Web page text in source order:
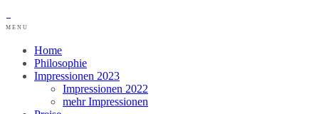
MENU
Home
Philosophie
Impressionen 2023
Impressionen 2022
mehr Impressionen